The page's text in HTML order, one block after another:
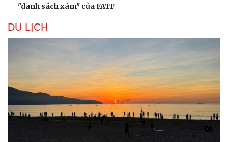
"danh sách xám" của FATF
DU LỊCH